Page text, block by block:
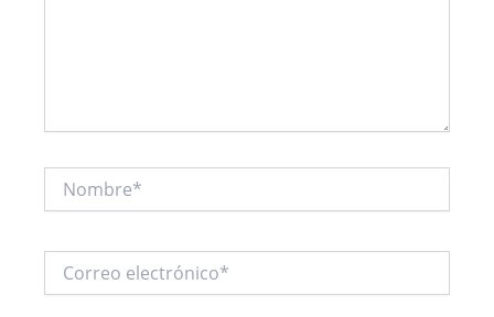
Nombre*
electrónico*